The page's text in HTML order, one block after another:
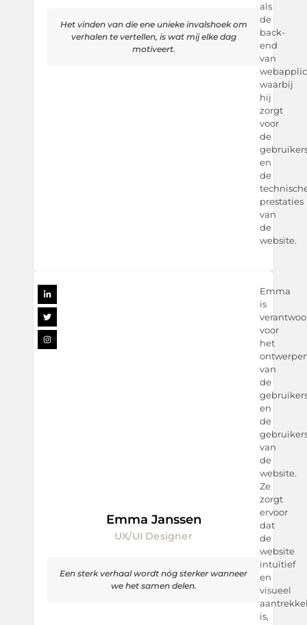
Het vinden van die ene unieke invalshoek om
verhalen te vertellen, is wat mij elke dag
motiveert.
als
de
back-
end
van
waarbij
hij
zorgt
voor
de
en
de
prestaties
van
de
website.
Emma Janssen
UX/UI Designer
Een sterk verhaal wordt nóg sterker wanneer
we het samen delen.
Emma
is
voor
het
van
de
en
de
van
de
website.
Ze
zorgt
ervoor
dat
de
website
intuïtief
en
visueel
is,